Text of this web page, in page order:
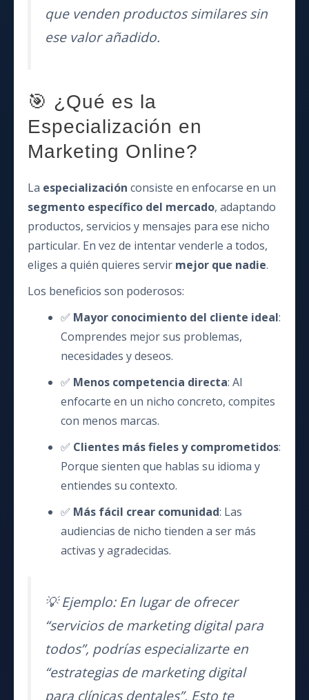
que venden productos similares sin
ese valor añadido.
🎯 ¿Qué es la
Especialización en
Marketing Online?
La especialización consiste en enfocarse en un
segmento específico del mercado, adaptando
productos, servicios y mensajes para ese nicho
particular. En vez de intentar venderle a todos,
eliges a quién quieres servir mejor que nadie.
Los beneficios son poderosos:
✅ Mayor conocimiento del cliente ideal:
Comprendes mejor sus problemas,
necesidades y deseos.
✅ Menos competencia directa: Al
enfocarte en un nicho concreto, compites
con menos marcas.
✅ Clientes más fieles y comprometidos:
Porque sienten que hablas su idioma y
entiendes su contexto.
✅ Más fácil crear comunidad: Las
audiencias de nicho tienden a ser más
activas y agradecidas.
💡 Ejemplo: En lugar de ofrecer
“servicios de marketing digital para
todos”, podrías especializarte en
“estrategias de marketing digital
para clínicas dentales”. Esto te